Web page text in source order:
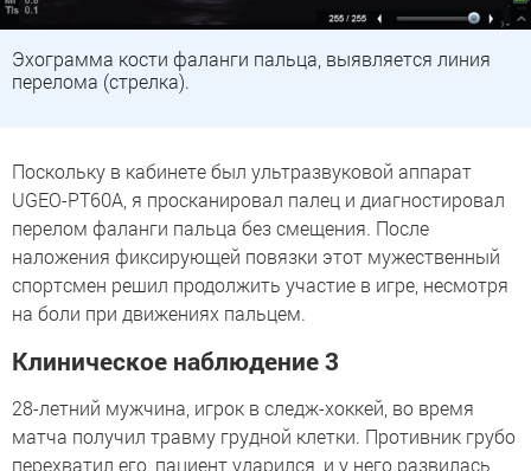
Эхограмма кости фаланги пальца, выявляется линия
перелома (стрелка).
Поскольку в кабинете был ультразвуковой аппарат
UGEO-PT60A, я просканировал палец и диагностировал
перелом фаланги пальца без смещения. После
наложения фиксирующей повязки этот мужественный
спортсмен решил продолжить участие в игре, несмотря
на боли при движениях пальцем.
Клиническое наблюдение 3
28-летний мужчина, игрок в следж-хоккей, во время
матча получил травму грудной клетки. Противник грубо
перехватил его, пациент ударился, и у него развилась